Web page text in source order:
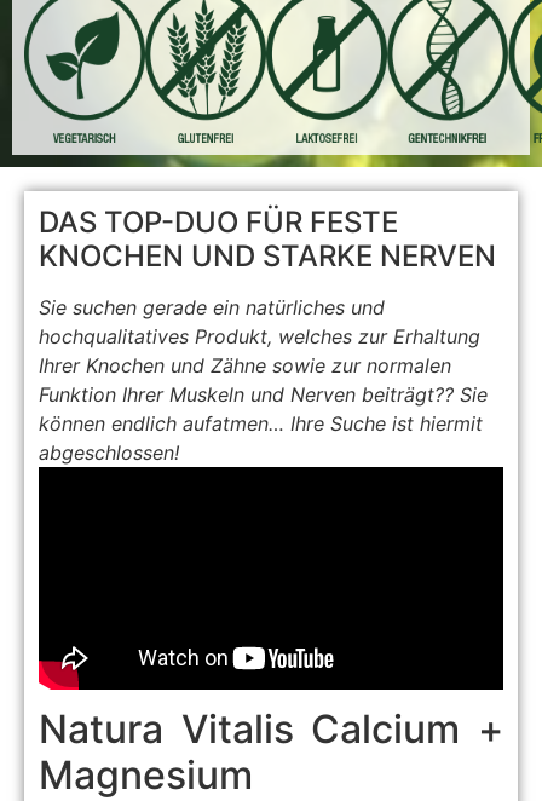
DAS TOP-DUO FÜR FESTE
KNOCHEN UND STARKE NERVEN
Sie suchen gerade ein natürliches und
hochqualitatives Produkt, welches zur Erhaltung
Ihrer Knochen und Zähne sowie zur normalen
Funktion Ihrer Muskeln und Nerven beiträgt?? Sie
können endlich aufatmen… Ihre Suche ist hiermit
abgeschlossen!
Natura Vitalis Calcium +
Magnesium